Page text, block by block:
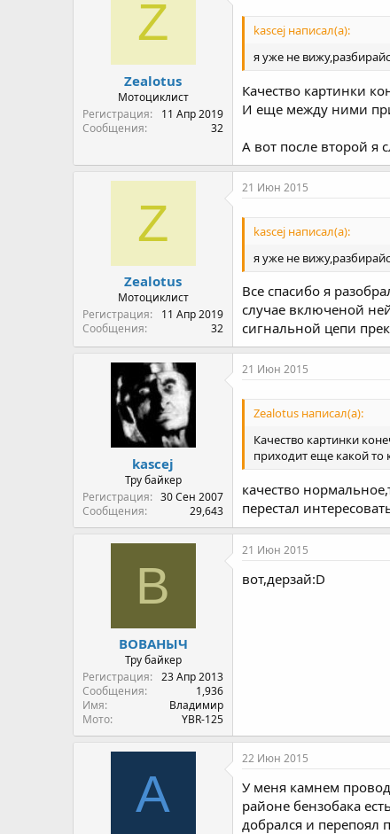
Z
Zealotus
Мотоциклист
Регистрация
11 Апр 2019
Сообщения
32
kascej написал(а):
я уже не
Качество картинки
И еще между ними
А вот после второй я
Z
Zealotus
Мотоциклист
Регистрация
11 Апр 2019
Сообщения
32
21 Июн 2015
kascej написал(а):
я уже не
Все спасибо я
случае включеной
сигнальной цепи
kascej
Тру байкер
Регистрация
30 Сен 2007
Сообщения
29,643
21 Июн 2015
Zealotus написал(а):
Качество картинки
приходит еще какой то
качество
перестал
В
ВОВАНЫЧ
Тру байкер
Регистрация
23 Апр 2013
Сообщения
1,936
Имя
Владимир
Мото
YBR-125
21 Июн 2015
вот,дерзай:D
A
22 Июн 2015
У меня камнем
районе бензобака
добрался и перепоял